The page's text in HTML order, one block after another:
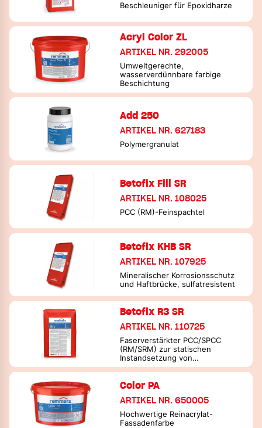
Beschleuniger für Epoxidharze
Acryl Color ZL
ARTIKEL NR. 292005
Umweltgerechte,
wasserverdünnbare farbige
Beschichtung
Add 250
ARTIKEL NR. 627183
Polymergranulat
Betofix Fill SR
ARTIKEL NR. 108025
PCC (RM)-Feinspachtel
Betofix KHB SR
ARTIKEL NR. 107925
Mineralischer Korrosionsschutz
und Haftbrücke, sulfatresistent
Betofix R3 SR
ARTIKEL NR. 110725
Faserverstärkter PCC/SPCC
(RM/SRM) zur statischen
Instandsetzung von
Betonbauwerken
Color PA
ARTIKEL NR. 650005
Hochwertige Reinacrylat-
Fassadenfarbe